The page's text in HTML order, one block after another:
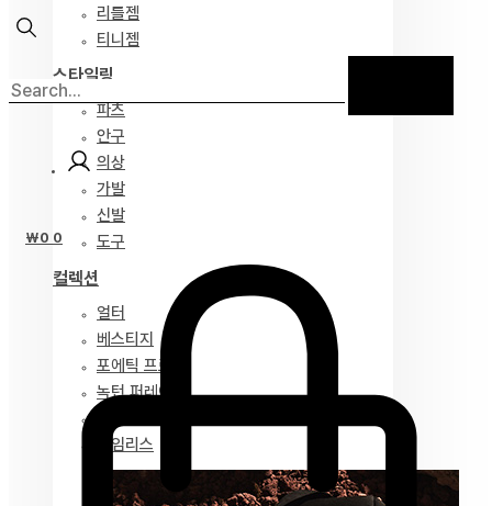
리틀젬
티니젬
스타일링
파츠
안구
의상
가발
신발
도구
컬렉션
얼터
베스티지
포에틱 프로즈
녹턴 퍼레이드
타임리스
₩0 0